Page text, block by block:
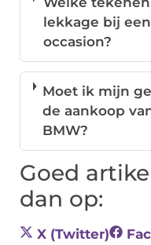
lekkage bij
occasion?
Moet ik mijn
de aankoop
BMW?
Goed
dan op:
X (Twitter)